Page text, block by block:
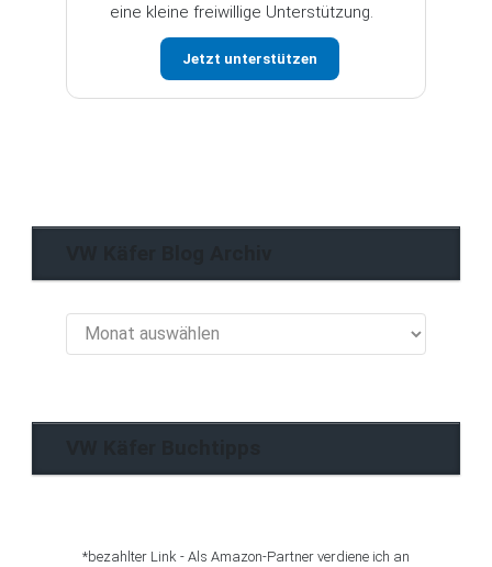
eine kleine freiwillige Unterstützung.
Jetzt unterstützen
Käfer
*bezahlter Link - Als Amazon-Partner verdiene ich an